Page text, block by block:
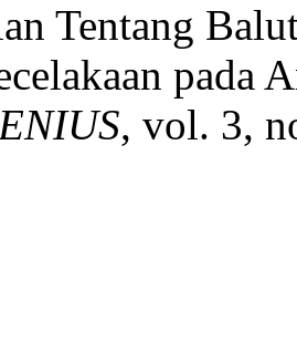
Tentang
pada
, vol. 3,